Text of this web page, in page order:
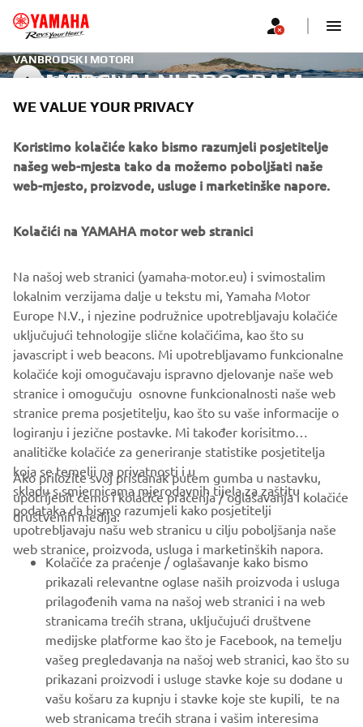
COMMERCIAL
VANBRODSKI MOTORI
KOMERCIJALNI PROGRAM
CORPORATE
SUPPORT
BILTEN
Budite prvi koji će saznati o najnovijim ponudama, posebnim
događajima, novim izdanjima i još mnogo toga
PRETPLATITE SE
Pročitajte našu Politiku privatnosti kako biste saznali kako
obrađujemo vaše osobne podatke: Pravila o Zaštiti Privatnosti
Croatia (Croatian)
© Copyright - 2026 Yamaha Motor Europe N.V. - All Rights
Reserved
WE VALUE YOUR PRIVACY
Koristimo kolačiće kako bismo razumjeli posjetitelje
našeg web-mjesta tako da možemo poboljšati naše
web-mjesto, proizvode, usluge i marketinške napore.
Kolačići na YAMAHA motor web stranici
Na našoj web stranici (yamaha-motor.eu) i svimostalim
lokalnim verzijama dalje u tekstu mi, Yamaha Motor
Europe N.V., i njezine podružnice upotrebljavaju kolačiće
uključujući tehnologije slične kolačićima, kao što su
javascript i web beacons. Mi upotrebljavamo funkcionalne
kolačiće koji omogučavaju ispravno djelovanje naše web
stranice i omogučuju osnovne funkcionalnosti naše web
stranice prema posjetitelju, kao što su vaše informacije o
logiranju i jezične postavke. Mi također korisitmo
analitičke kolačiće za generiranje statistike posjetitelja
koja se temelji na privatnosti i u
skladu s smjernicama mjerodavnih tijela za zaštitu
podataka da bismo razumjeli kako posjetitelji
upotrebljavaju našu web stranicu u cilju poboljšanja naše
web stranice, proizvoda, usluga i marketinških napora.
Ako priložite svoj pristanak putem gumba u nastavku,
upotrijebit ćemo i kolačiće praćenja / oglašavanja i kolačiće
društvenih medija:
Kolačiće za praćenje / oglašavanje kako bismo
prikazali relevantne oglase naših proizvoda i usluga
prilagođenih vama na našoj web stranici i na web
stranicama trećih strana, uključujući društvene
medijske platforme kao što je Facebook, na temelju
vašeg pregledavanja na našoj web stranici, kao što su
prikazani proizvodi i usluge stavke koje su dodane u
vašu košaru za kupnju i stavke koje ste kupili, te na
web stranicama trećih strana i vašim interesima